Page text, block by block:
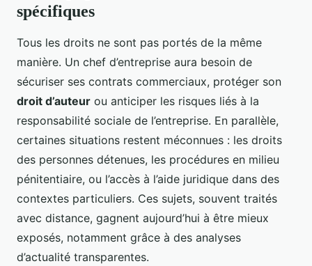
spécifiques
Tous les droits ne sont pas portés de la même
manière. Un chef d’entreprise aura besoin de
sécuriser ses contrats commerciaux, protéger son
droit d’auteur ou anticiper les risques liés à la
responsabilité sociale de l’entreprise. En parallèle,
certaines situations restent méconnues : les droits
des personnes détenues, les procédures en milieu
pénitentiaire, ou l’accès à l’aide juridique dans des
contextes particuliers. Ces sujets, souvent traités
avec distance, gagnent aujourd’hui à être mieux
exposés, notamment grâce à des analyses
d’actualité transparentes.